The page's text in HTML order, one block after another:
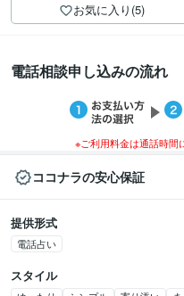
お気に入り(5)
電話相談申し込みの流れ
※ご利用料金は通話時間
ココナラの安心保証
提供形式
電話占い
スタイル